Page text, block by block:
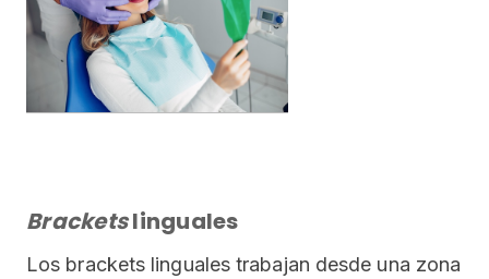
Bracketslinguales
Los brackets linguales trabajan desde una zona